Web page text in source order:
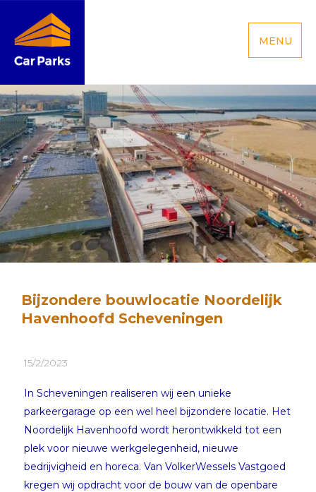
MENU
Bijzondere bouwlocatie Noordelijk
Havenhoofd Scheveningen
15/2/2023
In Scheveningen realiseren wij een unieke
parkeergarage op een wel heel bijzondere locatie. Het
Noordelijk Havenhoofd wordt herontwikkeld tot een
plek voor nieuwe werkgelegenheid, nieuwe
bedrijvigheid en horeca. Van VolkerWessels Vastgoed
kregen wij opdracht voor de bouw van de openbare